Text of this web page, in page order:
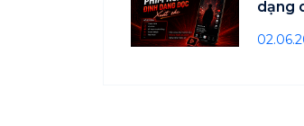
dạng